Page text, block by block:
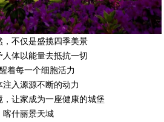
，不仅是盛揽四季美景
人体以能量去抵抗一切
着每一个细胞活力
注入源源不断的动力
，让家成为一座健康的城堡
喀什丽景天城